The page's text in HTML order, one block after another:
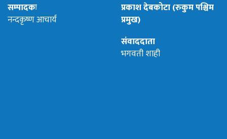
सम्पादकः
नन्दकृष्ण आचार्य
प्रकाश देबकोटा (रुकुम पश्चिम
प्रमुख)
संवाददाता
भगवती शाही